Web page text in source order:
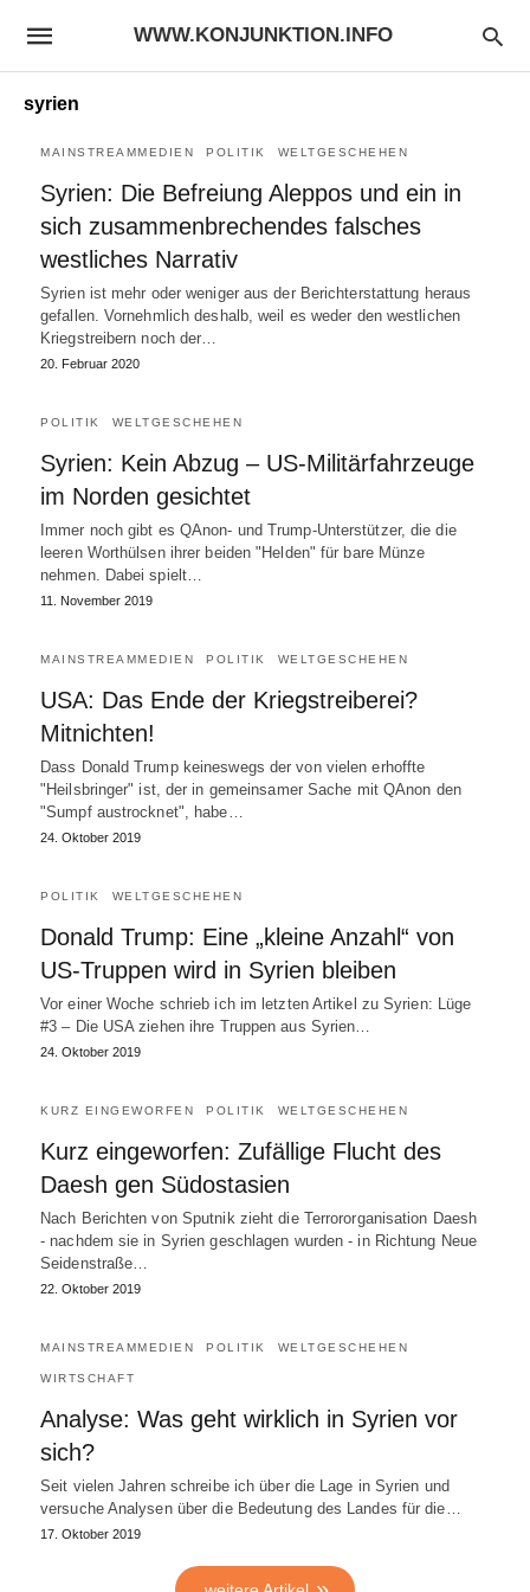
WWW.KONJUNKTION.INFO
syrien
MAINSTREAMMEDIEN POLITIK WELTGESCHEHEN
Syrien: Die Befreiung Aleppos und ein in
sich zusammenbrechendes falsches
westliches Narrativ
Syrien ist mehr oder weniger aus der Berichterstattung heraus
gefallen. Vornehmlich deshalb, weil es weder den westlichen
Kriegstreibern noch der…
20. Februar 2020
POLITIK WELTGESCHEHEN
Syrien: Kein Abzug – US-Militärfahrzeuge
im Norden gesichtet
Immer noch gibt es QAnon- und Trump-Unterstützer, die die
leeren Worthülsen ihrer beiden "Helden" für bare Münze
nehmen. Dabei spielt…
11. November 2019
MAINSTREAMMEDIEN POLITIK WELTGESCHEHEN
USA: Das Ende der Kriegstreiberei?
Mitnichten!
Dass Donald Trump keineswegs der von vielen erhoffte
"Heilsbringer" ist, der in gemeinsamer Sache mit QAnon den
"Sumpf austrocknet", habe…
24. Oktober 2019
POLITIK WELTGESCHEHEN
Donald Trump: Eine „kleine Anzahl“ von
US-Truppen wird in Syrien bleiben
Vor einer Woche schrieb ich im letzten Artikel zu Syrien: Lüge
#3 – Die USA ziehen ihre Truppen aus Syrien…
24. Oktober 2019
KURZ EINGEWORFEN POLITIK WELTGESCHEHEN
Kurz eingeworfen: Zufällige Flucht des
Daesh gen Südostasien
Nach Berichten von Sputnik zieht die Terrororganisation Daesh
- nachdem sie in Syrien geschlagen wurden - in Richtung Neue
Seidenstraße…
22. Oktober 2019
MAINSTREAMMEDIEN POLITIK WELTGESCHEHEN
WIRTSCHAFT
Analyse: Was geht wirklich in Syrien vor
sich?
Seit vielen Jahren schreibe ich über die Lage in Syrien und
versuche Analysen über die Bedeutung des Landes für die…
17. Oktober 2019